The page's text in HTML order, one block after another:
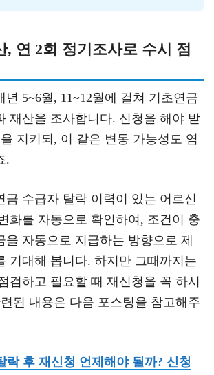
, 연 2회 정기조사로 수시 점
년 5~6월, 11~12월에 걸쳐 기초연금
재산을 조사합니다. 신청을 해야 받
지키되, 이 같은 변동 가능성도 염
.
금 수급자 탈락 이력이 있는 어르신
화를 자동으로 확인하여, 조건이 충
을 자동으로 지급하는 방향으로 제
기대해 봅니다. 하지만 그때까지는
검하고 필요할 때 재신청을 꼭 하시
된 내용은 다음 포스팅을 참고해주
락 후 재신청 언제해야 될까? 신청